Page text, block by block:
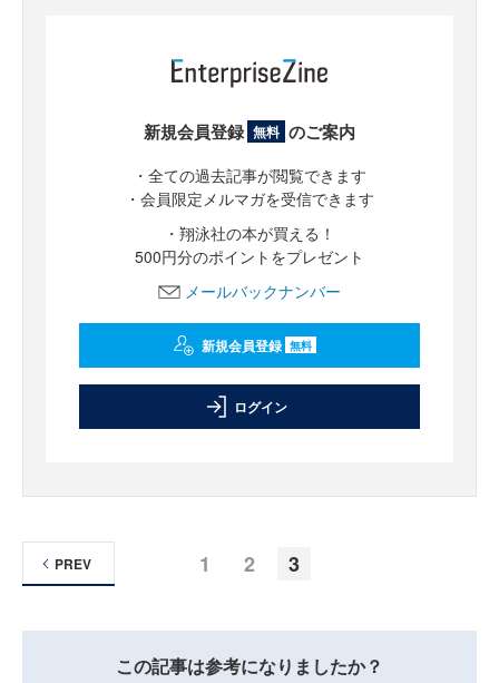
新規会員登録 無料 のご案内
・全ての過去記事が閲覧できます
・会員限定メルマガを受信できます
・翔泳社の本が買える！
500円分のポイントをプレゼント
メールバックナンバー
新規会員登録 無料
ログイン
1 2 3
PREV
この記事は参考になりましたか？